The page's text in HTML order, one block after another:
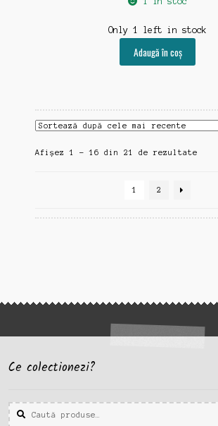
Only 1 left in stock
Adaugă în coș
Afișez 1 - 16 din 21 de rezultate
1 2
Ce colectionezi?
Caută
după:
Caută